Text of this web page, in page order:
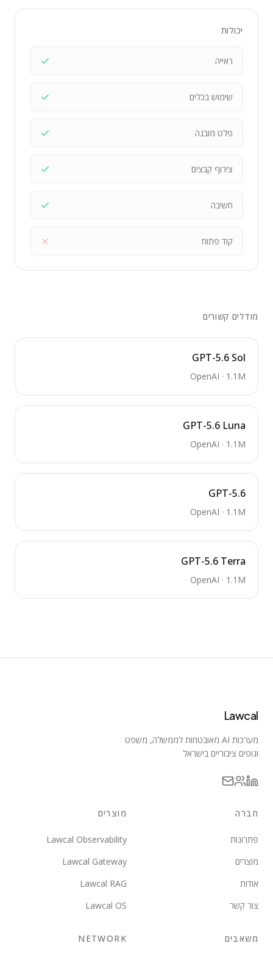
יכולות
ראייה
שימוש בכלים
פלט מובנה
צירוף קבצים
חשיבה
קוד פתוח
מודלים קשורים
GPT-5.6 Sol
OpenAI · 1.1M
GPT-5.6 Luna
OpenAI · 1.1M
GPT-5.6
OpenAI · 1.1M
GPT-5.6 Terra
OpenAI · 1.1M
Lawcal
מערכות AI מאובטחות לממשלה, משפט
וגופים ציבוריים בישראל
חברה
פתרונות
מוצרים
אודות
צור קשר
מוצרים
Lawcal Observability
Lawcal Gateway
Lawcal RAG
Lawcal OS
משאבים NETWORK